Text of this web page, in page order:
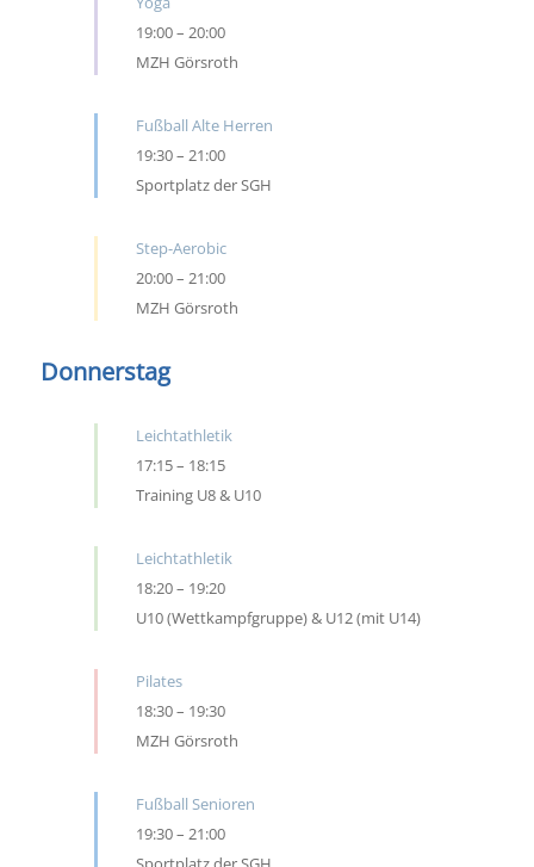
19:00– 20:00
MZH Görsroth
Fußball Alte Herren
19:30– 21:00
Sportplatz der SGH
Step-Aerobic
20:00– 21:00
MZH Görsroth
Donnerstag
Leichtathletik
17:15– 18:15
Training U8 & U10
Leichtathletik
18:20– 19:20
U10 (Wettkampfgruppe) & U12 (mit U14)
Pilates
18:30– 19:30
MZH Görsroth
Fußball Senioren
19:30– 21:00